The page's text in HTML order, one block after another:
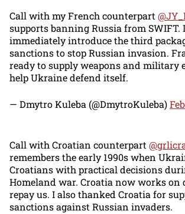
Call with my French counterpart
supports banning Russia from SWIFT.
immediately introduce the third
sanctions to stop Russian invasion.
ready to supply weapons and military
help Ukraine defend itself.
— Dmytro Kuleba (@DmytroKuleba)
Call with Croatian counterpart
remembers the early 1990s when
Croatians with practical decisions
Homeland war. Croatia now works on
repay us. I also thanked Croatia for
sanctions against Russian invaders.